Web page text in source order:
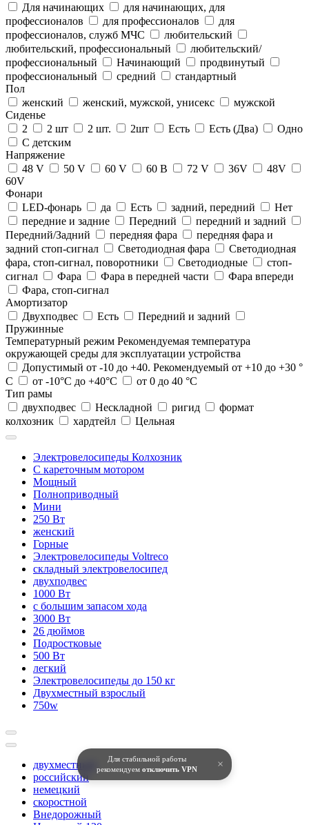
Для стабильной работы
рекомендуем отключить VPN ×
Для начинающих
для начинающих, для
профессионалов
для профессионалов
для
профессионалов, служб МЧС
любительский
любительский, профессиональный
любительский/
профессиональный
Начинающий
продвинутый
профессиональный
средний
стандартный
Пол
женский
женский, мужской, унисекс
мужской
Сиденье
2
2 шт 2 шт. 2шт Есть Есть (Два)
Одно
С детским
Напряжение
48 V
50 V 60 V 60 В 72 V 36V
48V
60V
Фонари
LED-фонарь
да Есть задний, передний
Нет
передние и задние
Передний
передний и задний
Передний/Задний
передняя фара
передняя фара и
задний стоп-сигнал
Светодиодная фара
Светодиодная
фара, стоп-сигнал, поворотники
Светодиодные
стоп-
сигнал
Фара Фара в передней части
Фара впереди
Фара, стоп-сигнал
Амортизатор
Двухподвес
Есть
Передний и задний
Пружинные
Температурный режим Рекомендуемая температура
окружающей среды для эксплуатации устройства
Допустимый от -10 до +40. Рекомендуемый от +10 до +30 °
С
от -10°C до +40°C
от 0 до 40 °C
Тип рамы
двухподвес
Нескладной ригид
формат
колхозник
хардтейл Цельная
Электровелосипеды Колхозник
С кареточным мотором
Мощный
Полноприводный
Мини
250 Вт
женский
Горные
Электровелосипеды Voltreco
складный электровелосипед
двухподвес
1000 Вт
с большим запасом хода
3000 Вт
26 дюймов
Подростковые
500 Вт
легкий
Электровелосипеды до 150 кг
Двухместный взрослый
750w
двухместный
российский
немецкий
скоростной
Внедорожный